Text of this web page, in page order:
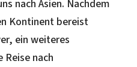
nach Asien. Nachdem
Kontinent bereist
ein weiteres
Reise nach